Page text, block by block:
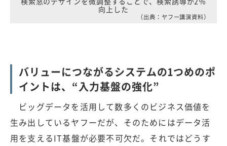
向上した
（出典：ヤフー講演資料）
バリューにつながるシステムの1つめのポ
イントは、“入力基盤の強化”
ビッグデータを活用して数多くのビジネス価値を
生み出しているヤフーだが、そのためにはデータ活
用を支えるIT基盤が必要不可欠だ。それではどうす